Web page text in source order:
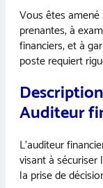
Vous êtes
prenantes, à
financiers, et à
poste requiert
Auditeur
L’auditeur
visant à
la prise de